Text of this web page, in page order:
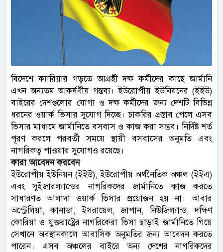
বিদেশে ক্যারিয়ার গড়তে আগ্রহী দক্ষ কর্মীদের কাছে জার্মানি
এখন অন্যতম আকর্ষণীয় গন্তব্য। ইউরোপীয় ইউনিয়নের (ইইউ)
বাইরের দেশগুলোর যোগ্য ও দক্ষ কর্মীদের জন্য দেশটি বিভিন্ন
ধরনের ওয়ার্ক ভিসার সুযোগ দিচ্ছে। চাকরির প্রস্তাব পেলে এসব
ভিসার মাধ্যমে জার্মানিতে বসবাস ও কাজ করা সম্ভব। নির্দিষ্ট শর্ত
পূরণ করলে পরবর্তী সময়ে স্থায়ী বসবাসের অনুমতি এবং
নাগরিকত্ব পাওয়ার সুযোগও রয়েছে।
কারা আবেদন করবেন
ইউরোপীয় ইউনিয়ন (ইইউ), ইউরোপীয় অর্থনৈতিক অঞ্চল (ইইএ)
এবং সুইজারল্যান্ডের নাগরিকদের জার্মানিতে কাজ করতে
সাধারণত আলাদা ওয়ার্ক ভিসার প্রয়োজন হয় না। আবার
অস্ট্রেলিয়া, কানাডা, ইসরায়েল, জাপান, নিউজিল্যান্ড, দক্ষিণ
কোরিয়া ও যুক্তরাষ্ট্রের নাগরিকেরা ভিসা ছাড়াই জার্মানিতে গিয়ে
সেখানে অবস্থানকালে আবাসিক অনুমতির জন্য আবেদন করতে
পারেন। এসব অঞ্চলের বাইরে অন্য দেশের নাগরিকদের